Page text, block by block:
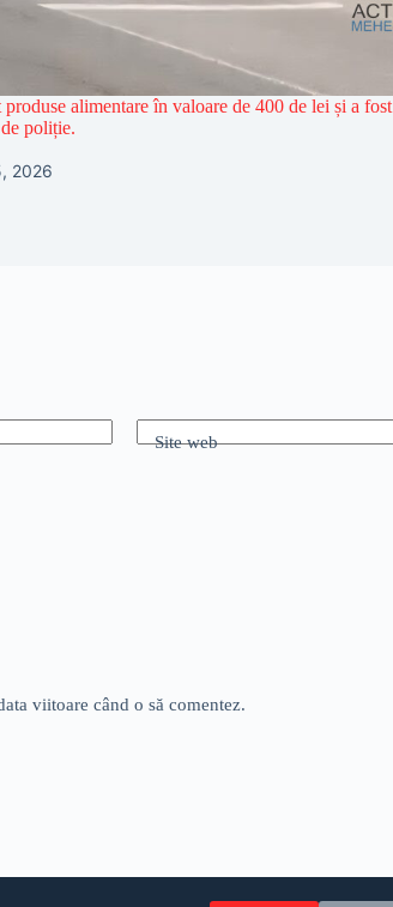
produse alimentare în valoare de 400 de lei și a fost
poliție.
2026
Site web
viitoare când o să comentez.